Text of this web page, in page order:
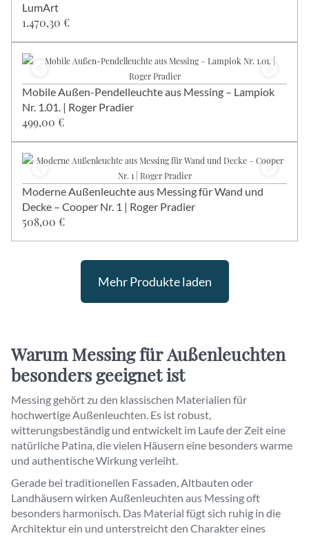
LumArt
1.470,30 €
Mobile Außen-Pendelleuchte aus Messing – Lampiok
Nr. 1.01. | Roger Pradier
499,00 €
Moderne Außenleuchte aus Messing für Wand und
Decke – Cooper Nr. 1 | Roger Pradier
508,00 €
Mehr Produkte laden
Warum Messing für Außenleuchten
besonders geeignet ist
Messing gehört zu den klassischen Materialien für
hochwertige Außenleuchten. Es ist robust,
witterungsbeständig und entwickelt im Laufe der Zeit eine
natürliche Patina, die vielen Häusern eine besonders warme
und authentische Wirkung verleiht.
Gerade bei traditionellen Fassaden, Altbauten oder
Landhäusern wirken Außenleuchten aus Messing oft
besonders harmonisch. Das Material fügt sich ruhig in die
Architektur ein und unterstreicht den Charakter eines